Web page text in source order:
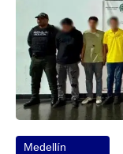
Medellín